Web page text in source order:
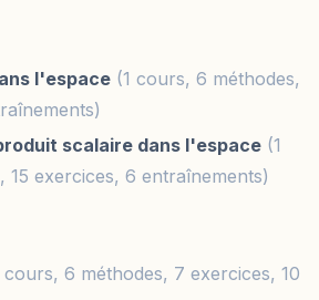
l'espace (1 cours, 6 méthodes,
scalaire dans l'espace (1
15 exercices, 6 entraînements)
cours, 6 méthodes, 7 exercices, 10